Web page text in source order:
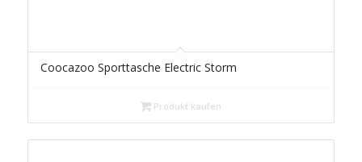
Coocazoo Sporttasche Electric Storm
Produkt kaufen